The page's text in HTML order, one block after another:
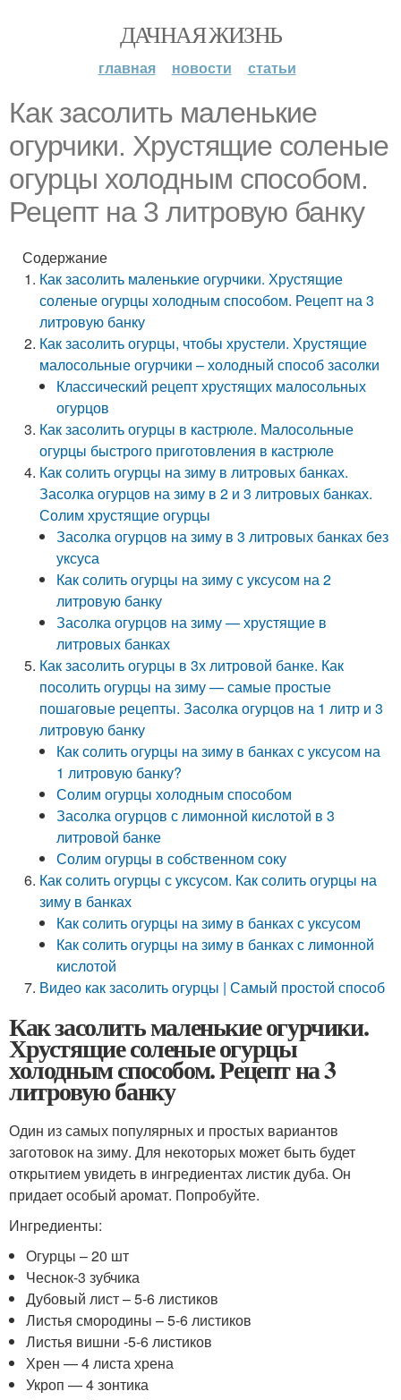
ДАЧНАЯ ЖИЗНЬ
главная новости статьи
Как засолить маленькие
огурчики. Хрустящие соленые
огурцы холодным способом.
Рецепт на 3 литровую банку
Содержание
Как засолить маленькие огурчики. Хрустящие
соленые огурцы холодным способом. Рецепт на 3
литровую банку
Как засолить огурцы, чтобы хрустели. Хрустящие
малосольные огурчики – холодный способ засолки
Классический рецепт хрустящих малосольных
огурцов
Как засолить огурцы в кастрюле. Малосольные
огурцы быстрого приготовления в кастрюле
Как солить огурцы на зиму в литровых банках.
Засолка огурцов на зиму в 2 и 3 литровых банках.
Солим хрустящие огурцы
Засолка огурцов на зиму в 3 литровых банках без
уксуса
Как солить огурцы на зиму с уксусом на 2
литровую банку
Засолка огурцов на зиму — хрустящие в
литровых банках
Как засолить огурцы в 3х литровой банке. Как
посолить огурцы на зиму — самые простые
пошаговые рецепты. Засолка огурцов на 1 литр и 3
литровую банку
Как солить огурцы на зиму в банках с уксусом на
1 литровую банку?
Солим огурцы холодным способом
Засолка огурцов с лимонной кислотой в 3
литровой банке
Солим огурцы в собственном соку
Как солить огурцы с уксусом. Как солить огурцы на
зиму в банках
Как солить огурцы на зиму в банках с уксусом
Как солить огурцы на зиму в банках с лимонной
кислотой
Видео как засолить огурцы | Самый простой способ
Как засолить маленькие огурчики.
Хрустящие соленые огурцы
холодным способом. Рецепт на 3
литровую банку
Один из самых популярных и простых вариантов
заготовок на зиму. Для некоторых может быть будет
открытием увидеть в ингредиентах листик дуба. Он
придает особый аромат. Попробуйте.
Ингредиенты:
Огурцы – 20 шт
Чеснок-3 зубчика
Дубовый лист – 5-6 листиков
Листья смородины – 5-6 листиков
Листья вишни -5-6 листиков
Хрен — 4 листа хрена
Укроп — 4 зонтика